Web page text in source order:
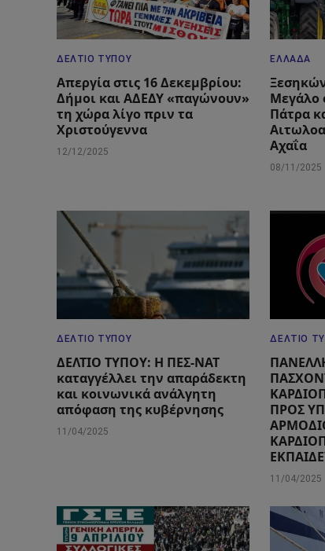
ΔΕΛΤΊΟ ΤΎΠΟΥ
Απεργία στις 16 Δεκεμβρίου:
Δήμοι και ΑΔΕΔΥ «παγώνουν»
τη χώρα λίγο πριν τα
Χριστούγεννα
12/12/2025
ΕΛΛΆΔΑ
Μεγάλο
Πάτρα
Αχαΐα
08/11/2025
ΔΕΛΤΊΟ ΤΎΠΟΥ
ΔΕΛΤΙΟ ΤΥΠΟΥ: Η ΠΕΣ-ΝΑΤ
καταγγέλλει την απαράδεκτη
και κοινωνικά ανάλγητη
απόφαση της κυβέρνησης
11/04/2025
ΔΕΛΤΊΟ
ΠΡΟΣ
11/04/2025